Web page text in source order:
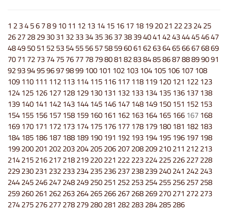
1 234567891011 12131415161718192021 22232425
262728293031 32333435363738394041 424344454647
48495051 52535455565758596061 6263646566676869
7071 72737475767778798081 82838485868788899091
9293949596979899100101 102103104105106107108
109110111 112113114115116117118119120121 122123
124125126127128129130131 132133134135136137138
139140141 142143144145146147148149150151 152153
154155156157158159160161 162163164165166167168
169170171 172173174175176177178179180181 182183
184185186187188189190191 192193194195196197198
199200201 202203204205206207208209210211 212213
214215216217218219220221 222223224225226227228
229230231 232233234235236237238239240241 242243
244245246247248249250251 252253254255256257258
259260261 262263264265266267268269270271 272273
274275276277278279280281 282283284285286